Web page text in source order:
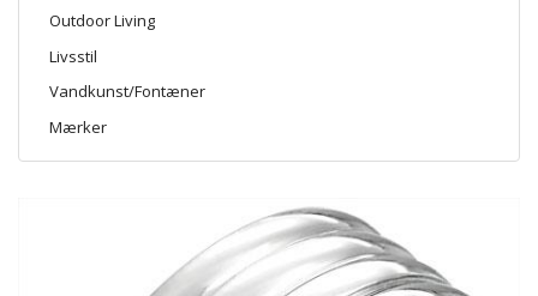
Outdoor Living
Livsstil
Vandkunst/Fontæner
Mærker